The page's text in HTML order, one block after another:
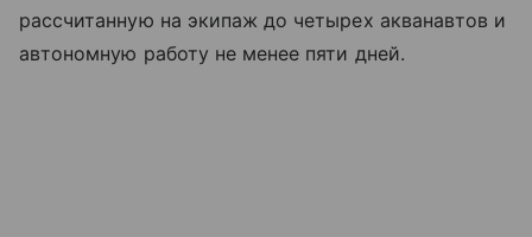
рассчитанную на экипаж до четырех акванавтов и
автономную работу не менее пяти дней.